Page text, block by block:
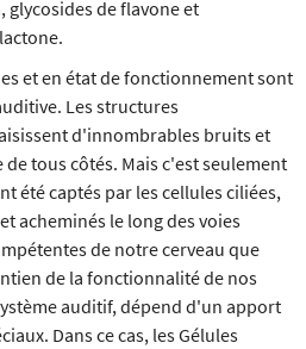
glycosides de flavone et
et en état de fonctionnement sont
Les structures
d'innombrables bruits et
tous côtés. Mais c'est seulement
été captés par les cellules ciliées,
acheminés le long des voies
de notre cerveau que
de la fonctionnalité de nos
auditif, dépend d'un apport
Dans ce cas, les Gélules